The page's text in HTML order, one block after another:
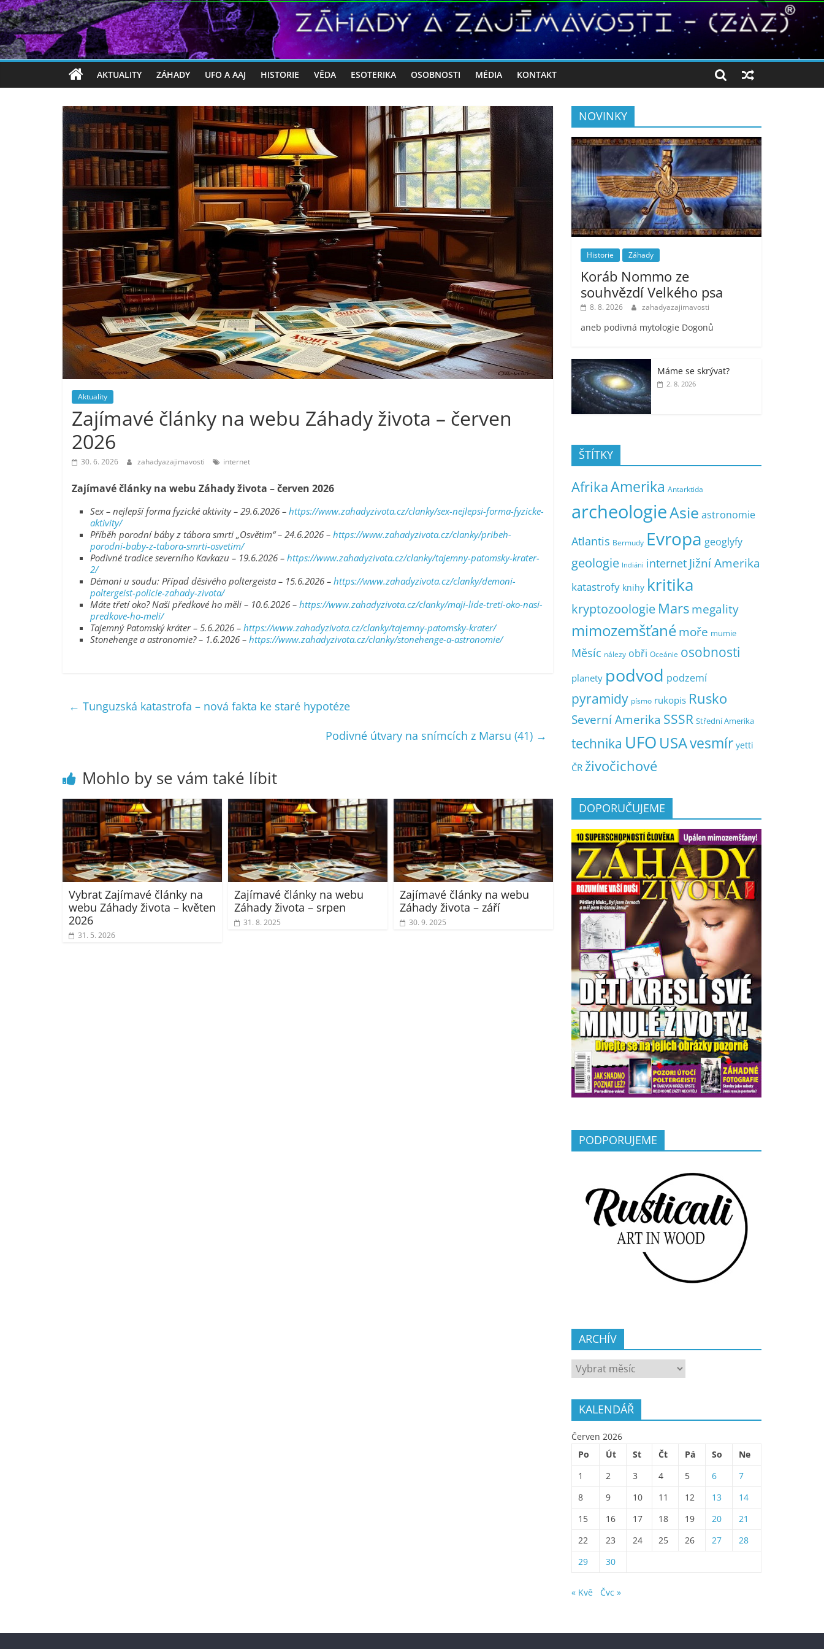
AKTUALITY ZÁHADY UFO A AAJ HISTORIE VĚDA ESOTERIKA OSOBNOSTI MÉDIA KONTAKT
Aktuality
Zajímavé články na webu Záhady života – červen
2026
30. 6. 2026 zahadyazajimavosti internet
Zajímavé články na webu Záhady života – červen 2026
Sex – nejlepší forma fyzické aktivity – 29.6.2026 – https://www.zahadyzivota.cz/clanky/sex-nejlepsi-forma-fyzicke-
aktivity/
Příběh porodní báby z tábora smrti „Osvětim“ – 24.6.2026 – https://www.zahadyzivota.cz/clanky/pribeh-
porodni-baby-z-tabora-smrti-osvetim/
Podivné tradice severního Kavkazu – 19.6.2026 – https://www.zahadyzivota.cz/clanky/tajemny-patomsky-krater-
2/
Démoni u soudu: Případ děsivého poltergeista – 15.6.2026 – https://www.zahadyzivota.cz/clanky/demoni-
poltergeist-policie-zahady-zivota/
Máte třetí oko? Naši předkové ho měli – 10.6.2026 – https://www.zahadyzivota.cz/clanky/maji-lide-treti-oko-nasi-
predkove-ho-meli/
Tajemný Patomský kráter – 5.6.2026 – https://www.zahadyzivota.cz/clanky/tajemny-patomsky-krater/
Stonehenge a astronomie? – 1.6.2026 – https://www.zahadyzivota.cz/clanky/stonehenge-a-astronomie/
← Tunguzská katastrofa – nová fakta ke staré hypotéze
Podivné útvary na snímcích z Marsu (41) →
Mohlo by se vám také líbit
Vybrat Zajímavé články na
webu Záhady života – květen
2026
31. 5. 2026
Zajímavé články na webu
Záhady života – srpen
31. 8. 2025
Zajímavé články na webu
Záhady života – září
30. 9. 2025
NOVINKY
Historie Záhady
Koráb Nommo ze
souhvězdí Velkého psa
8. 8. 2026 zahadyazajimavosti
aneb podivná mytologie Dogonů
Máme se skrývat?
2. 8. 2026
ŠTÍTKY
AfrikaAmerika Antarktida
archeologieAsie astronomie
Atlantis Bermudy Evropa geoglyfy
geologie Indiáni internet Jižní Amerika
katastrofy knihy kritika
kryptozoologie Marsmegality
mimozemšťanémoře mumie
Měsíc nálezy obři Oceánie osobnosti
planety podvod podzemí
pyramidy písmo rukopis Rusko
Severní Amerika SSSR Střední Amerika
technika UFO USAvesmír yetti
ČR živočichové
DOPORUČUJEME
PODPORUJEME
ARCHÍV
ARCHÍV
KALENDÁŘ
Červen 2026
Po
Út St Čt Pá So
Ne
1
2 3 4 5 6
7
8
9 10 11 12 13
14
15
16 17 18 19 20
21
22
23 24 25 26 27
28
29
30
« Kvě Čvc »